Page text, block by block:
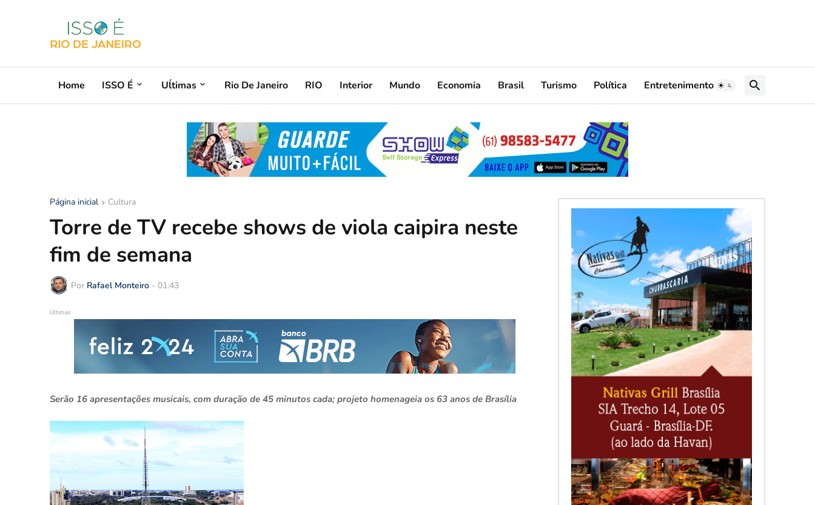
Home ISSO É Uĺtimas Rio De Janeiro RIO Interior Mundo Economia Brasil Turismo Política Entretenimento
Página inicial Cultura
Torre de TV recebe shows de viola caipira neste
fim de semana
Por Rafael Monteiro - 01:43
Últimas
Serão 16 apresentações musicais, com duração de 45 minutos cada; projeto homenageia os 63 anos de Brasília